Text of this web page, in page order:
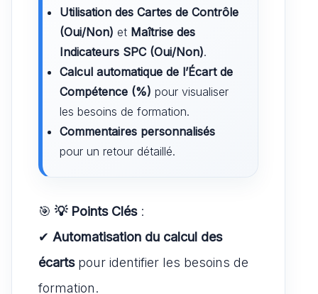
Utilisation des Cartes de Contrôle
(Oui/Non) et Maîtrise des
Indicateurs SPC (Oui/Non).
Calcul automatique de l’Écart de
Compétence (%) pour visualiser
les besoins de formation.
Commentaires personnalisés
pour un retour détaillé.
🎯 💡 Points Clés:
✔ Automatisation du calcul des
écartspour identifier les besoins de
formation.